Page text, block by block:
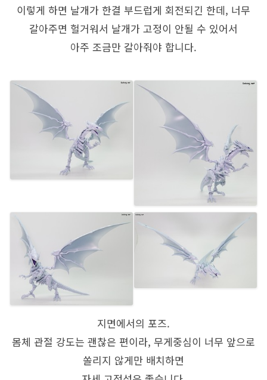
이렇게 하면 날개가 한결 부드럽게 회전되긴 한데, 너무
갈아주면 헐거워서 날개가 고정이 안될 수 있어서
아주 조금만 갈아줘야 합니다.
지면에서의 포즈.
몸체 관절 강도는 괜찮은 편이라, 무게중심이 너무 앞으로
쏠리지 않게만 배치하면